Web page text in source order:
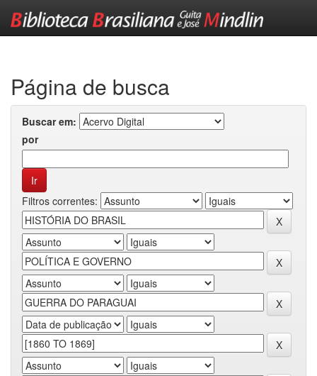
Página de busca
Buscar em:
por
Filtros correntes: